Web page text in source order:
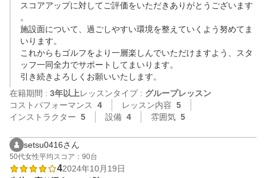
スコアアップに対してご評価をいただきありがとうございます
。
施設面について、過ごしやすい環境を整えていくよう努めてま
いります。
これからもゴルフをより一層楽しんでいただけますよう、スタ
ッフ一同全力でサポートしてまいります。
引き続きよろしくお願いいたします。
在籍期間 : 3年以上レッスンタイプ : グループレッスン
コストパフォーマンス
4 レッスン内容 5
インストラクター 5 設備 4 雰囲気 5
setsu0416さん
50代女性平均スコア：90台
42024年10月19日